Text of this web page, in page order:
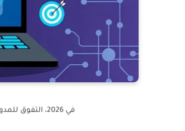
في 2026، التفوق للمدون الذي يدمج "الخبرة البشرية" مع "سرعة الذكاء الاصطناعي".